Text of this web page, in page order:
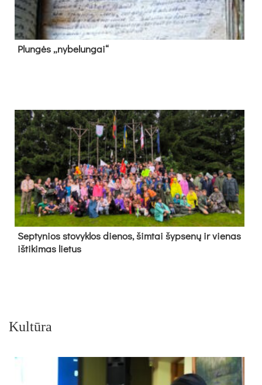
Plun­gės „ny­be­lun­gai“
Sep­ty­nios sto­vyk­los die­nos, šim­tai šyp­se­nų ir vie­nas
iš­ti­ki­mas lie­tus
Kultūra